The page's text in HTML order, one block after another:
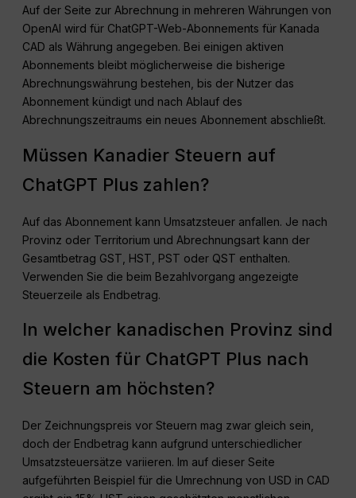
Auf der Seite zur Abrechnung in mehreren Währungen von
OpenAI wird für ChatGPT-Web-Abonnements für Kanada
CAD als Währung angegeben. Bei einigen aktiven
Abonnements bleibt möglicherweise die bisherige
Abrechnungswährung bestehen, bis der Nutzer das
Abonnement kündigt und nach Ablauf des
Abrechnungszeitraums ein neues Abonnement abschließt.
Müssen Kanadier Steuern auf
ChatGPT Plus zahlen?
Auf das Abonnement kann Umsatzsteuer anfallen. Je nach
Provinz oder Territorium und Abrechnungsart kann der
Gesamtbetrag GST, HST, PST oder QST enthalten.
Verwenden Sie die beim Bezahlvorgang angezeigte
Steuerzeile als Endbetrag.
In welcher kanadischen Provinz sind
die Kosten für ChatGPT Plus nach
Steuern am höchsten?
Der Zeichnungspreis vor Steuern mag zwar gleich sein,
doch der Endbetrag kann aufgrund unterschiedlicher
Umsatzsteuersätze variieren. Im auf dieser Seite
aufgeführten Beispiel für die Umrechnung von USD in CAD